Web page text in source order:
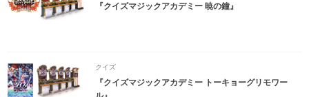
『クイズマジックアカデミー 暁の鐘』
クイズ
『クイズマジックアカデミー トーキョーグリモワー